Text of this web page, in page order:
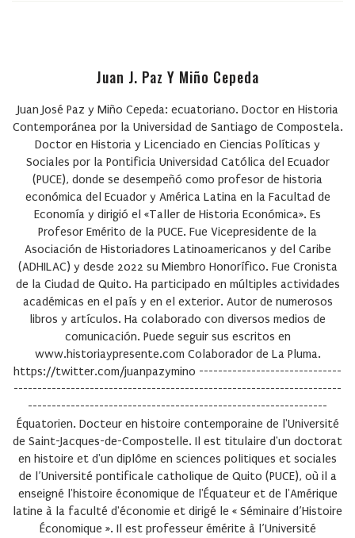
Juan J. Paz Y Miño Cepeda
Juan José Paz y Miño Cepeda: ecuatoriano. Doctor en Historia
Contemporánea por la Universidad de Santiago de Compostela.
Doctor en Historia y Licenciado en Ciencias Políticas y
Sociales por la Pontificia Universidad Católica del Ecuador
(PUCE), donde se desempeñó como profesor de historia
económica del Ecuador y América Latina en la Facultad de
Economía y dirigió el «Taller de Historia Económica». Es
Profesor Emérito de la PUCE. Fue Vicepresidente de la
Asociación de Historiadores Latinoamericanos y del Caribe
(ADHILAC) y desde 2022 su Miembro Honorífico. Fue Cronista
de la Ciudad de Quito. Ha participado en múltiples actividades
académicas en el país y en el exterior. Autor de numerosos
libros y artículos. Ha colaborado con diversos medios de
comunicación. Puede seguir sus escritos en
www.historiaypresente.com Colaborador de La Pluma.
https://twitter.com/juanpazymino ------------------------------
---------------------------------------------------------------------
---------------------------------------------------------------
Équatorien. Docteur en histoire contemporaine de l'Université
de Saint-Jacques-de-Compostelle. Il est titulaire d'un doctorat
en histoire et d'un diplôme en sciences politiques et sociales
de l’Université pontificale catholique de Quito (PUCE), où il a
enseigné l'histoire économique de l'Équateur et de l'Amérique
latine à la faculté d'économie et dirigé le « Séminaire d’Histoire
Économique ». Il est professeur émérite à l’Université